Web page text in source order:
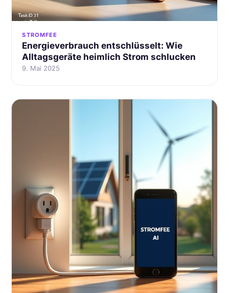
STROMFEE
Energieverbrauch entschlüsselt: Wie
Alltagsgeräte heimlich Strom schlucken
9. Mai 2025